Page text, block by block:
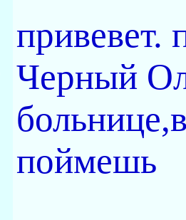
привевет.
Черный
поймешь